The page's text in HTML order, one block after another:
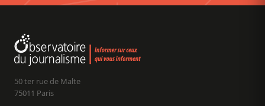
50 ter rue de Malte
75011 Paris